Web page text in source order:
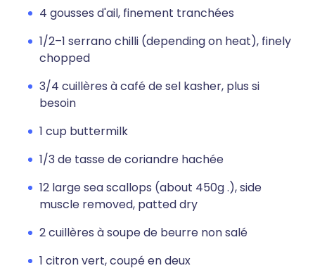
4 gousses d'ail, finement tranchées
1/2–1 serrano chilli (depending on heat), finely
chopped
3/4 cuillères à café de sel kasher, plus si
besoin
1 cup buttermilk
1/3 de tasse de coriandre hachée
12 large sea scallops (about 450g .), side
muscle removed, patted dry
2 cuillères à soupe de beurre non salé
1 citron vert, coupé en deux